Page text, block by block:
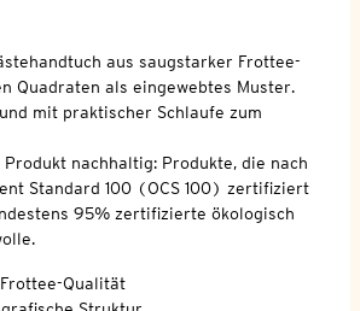
aus saugstarker Frottee-
Quadraten als eingewebtes Muster.
mit praktischer Schlaufe zum
nachhaltig: Produkte, die nach
Standard 100 (OCS 100) zertifiziert
95% zertifizierte ökologisch
Qualität